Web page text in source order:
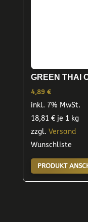
GREEN THAI
4,89 €
inkl. 7% MwSt.
18,81 €je 1 kg
zzgl. Versand
Wunschliste
PRODUKT